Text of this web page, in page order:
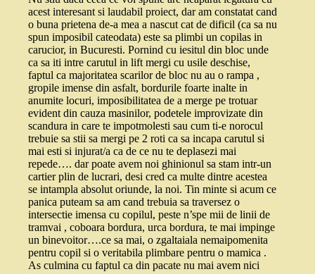
acest interesant si laudabil proiect, dar am constatat cand
o buna prietena de-a mea a nascut cat de dificil (ca sa nu
spun imposibil cateodata) este sa plimbi un copilas in
carucior, in Bucuresti. Pornind cu iesitul din bloc unde
ca sa iti intre carutul in lift mergi cu usile deschise,
faptul ca majoritatea scarilor de bloc nu au o rampa ,
gropile imense din asfalt, bordurile foarte inalte in
anumite locuri, imposibilitatea de a merge pe trotuar
evident din cauza masinilor, podetele improvizate din
scandura in care te impotmolesti sau cum ti-e norocul
trebuie sa stii sa mergi pe 2 roti ca sa incapa carutul si
mai esti si injurat/a ca de ce nu te deplasezi mai
repede…. dar poate avem noi ghinionul sa stam intr-un
cartier plin de lucrari, desi cred ca multe dintre acestea
se intampla absolut oriunde, la noi. Tin minte si acum ce
panica puteam sa am cand trebuia sa traversez o
intersectie imensa cu copilul, peste n’spe mii de linii de
tramvai , coboara bordura, urca bordura, te mai impinge
un binevoitor….ce sa mai, o zgaltaiala nemaipomenita
pentru copil si o veritabila plimbare pentru o mamica .
As culmina cu faptul ca din pacate nu mai avem nici